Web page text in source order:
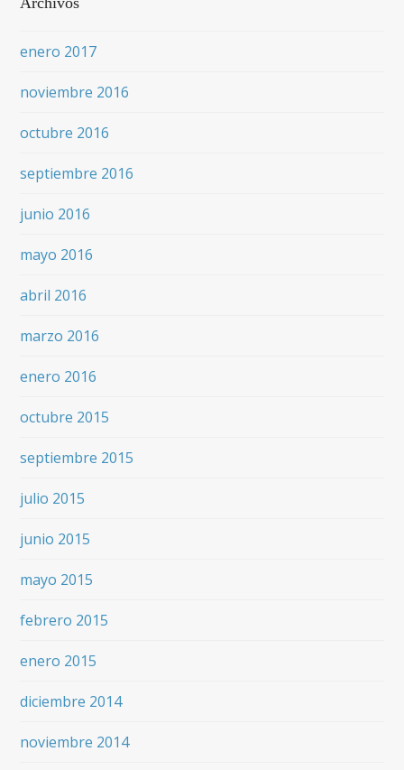
enero 2017
noviembre 2016
octubre 2016
septiembre 2016
junio 2016
mayo 2016
abril 2016
marzo 2016
enero 2016
octubre 2015
septiembre 2015
julio 2015
junio 2015
mayo 2015
febrero 2015
enero 2015
diciembre 2014
noviembre 2014